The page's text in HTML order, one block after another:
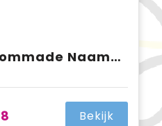
Custommade Naambadge Hout
Bekijk